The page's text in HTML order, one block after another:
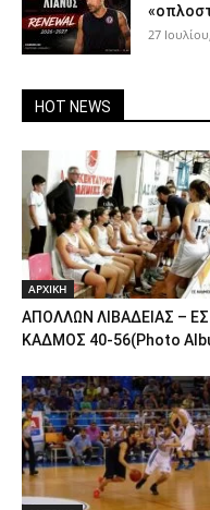
27
HOT NEWS
ΑΡΧΙΚΗ
ΑΠΟΛΛΩΝ ΛΙΒΑΔΕΙΑΣ – ΕΣ
ΚΑΔΜΟΣ 40-56(Photo